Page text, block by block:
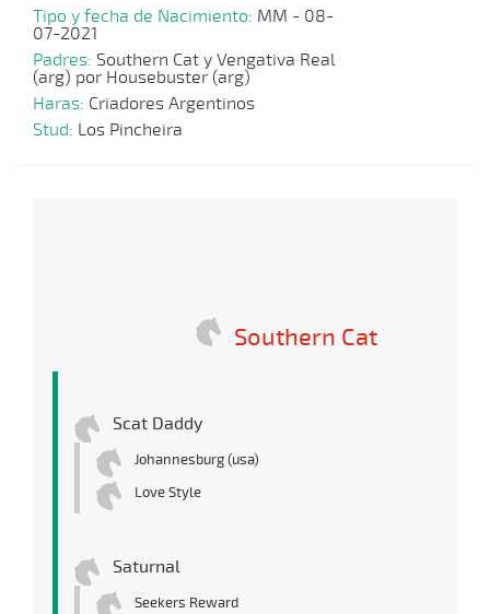
Tipo y fecha de Nacimiento: MM - 08-
07-2021
Padres: Southern Cat y Vengativa Real
(arg) por Housebuster (arg)
Haras: Criadores Argentinos
Stud: Los Pincheira
Southern Cat
Scat Daddy
Johannesburg (usa)
Love Style
Saturnal
Seekers Reward